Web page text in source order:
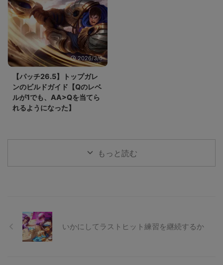
2026/3/6
【パッチ26.5】トップガレ
ンのビルドガイド【Qのレベ
ルが1でも、AA>Qを当てら
れるようになった】
もっと読む
いかにしてラストヒット練習を継続するか